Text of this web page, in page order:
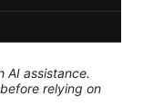
AI assistance.
relying on